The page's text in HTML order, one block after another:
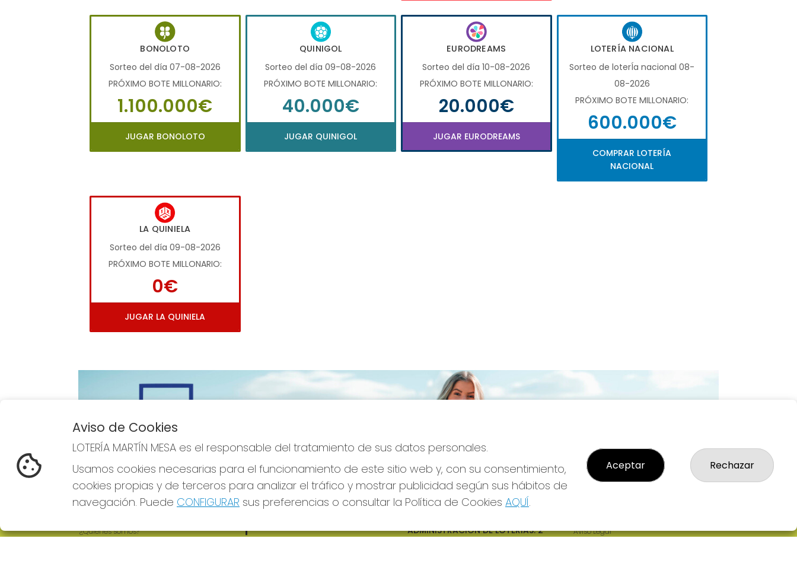
BONOLOTO
Sorteo del día 07-08-2026
PRÓXIMO BOTE MILLONARIO:
1.100.000€
JUGAR BONOLOTO
QUINIGOL
Sorteo del día 09-08-2026
PRÓXIMO BOTE MILLONARIO:
40.000€
JUGAR QUINIGOL
EURODREAMS
Sorteo del día 10-08-2026
PRÓXIMO BOTE MILLONARIO:
20.000€
JUGAR EURODREAMS
LOTERÍA NACIONAL
Sorteo de loterÍa nacional 08-
08-2026
PRÓXIMO BOTE MILLONARIO:
600.000€
COMPRAR LOTERÍA
NACIONAL
LA QUINIELA
Sorteo del día 09-08-2026
PRÓXIMO BOTE MILLONARIO:
0€
JUGAR LA QUINIELA
Imagen anterior
LOTERÍA MARTÍN MESA
¿Quiénes somos?
REDES SOCIALES
ADMINISTRACION DE LOTERIAS: 2-
CIUDAD RODRIGO - RECEPTOR
Aviso Legal
Aviso de Cookies
LOTERÍA MARTÍN MESA es el responsable del tratamiento de sus datos personales.
Usamos cookies necesarias para el funcionamiento de este sitio web y, con su consentimiento,
cookies propias y de terceros para analizar el tráfico y mostrar publicidad según sus hábitos de
navegación. Puede CONFIGURAR sus preferencias o consultar la Política de Cookies AQUÍ.
Aceptar Rechazar